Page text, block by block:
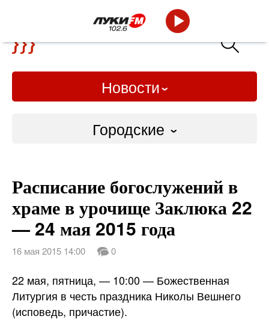
Новости
Городские
Слово Дело
Народные
Расписание богослужений в
храме в урочище Заклюка 22
— 24 мая 2015 года
16 мая 2015 14:00 0
22 мая, пятница, — 10:00 — Божественная
Литургия в честь праздника Николы Вешнего
(исповедь, причастие).